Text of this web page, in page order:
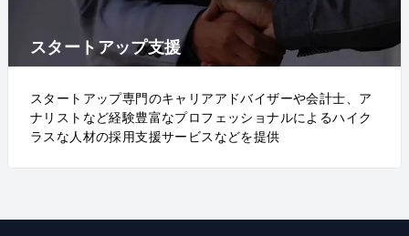
スタートアップ支援
スタートアップ専門のキャリアアドバイザーや会計士、ア
ナリストなど経験豊富なプロフェッショナルによるハイク
ラスな人材の採用支援サービスなどを提供